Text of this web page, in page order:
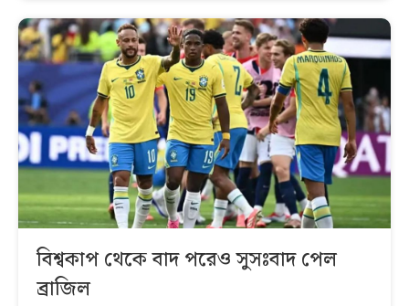
বিশ্বকাপ থেকে বাদ পরেও সুসঃবাদ পেল
ব্রাজিল